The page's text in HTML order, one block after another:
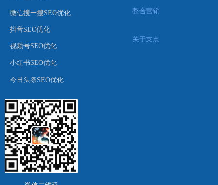
整合营销
关于支点
微信搜一搜SEO优化
抖音SEO优化
视频号SEO优化
小红书SEO优化
今日头条SEO优化